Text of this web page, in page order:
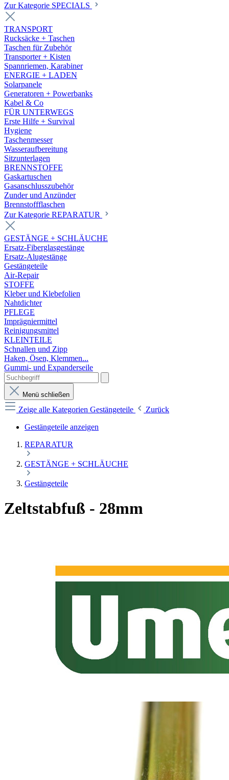
Zur Kategorie SPECIALS
TRANSPORT
Rucksäcke + Taschen
Taschen für Zubehör
Transporter + Kisten
Spannriemen, Karabiner
ENERGIE + LADEN
Solarpanele
Generatoren + Powerbanks
Kabel & Co
FÜR UNTERWEGS
Erste Hilfe + Survival
Hygiene
Taschenmesser
Wasseraufbereitung
Sitzunterlagen
BRENNSTOFFE
Gaskartuschen
Gasanschlusszubehör
Zunder und Anzünder
Brennstoffflaschen
Zur Kategorie REPARATUR
GESTÄNGE + SCHLÄUCHE
Ersatz-Fiberglasgestänge
Ersatz-Alugestänge
Gestängeteile
Air-Repair
STOFFE
Kleber und Klebefolien
Nahtdichter
PFLEGE
Imprägniermittel
Reinigungsmittel
KLEINTEILE
Schnallen und Zipp
Haken, Ösen, Klemmen...
Gummi- und Expanderseile
Menü schließen
Zeige alle Kategorien Gestängeteile
Zurück
Gestängeteile anzeigen
REPARATUR
GESTÄNGE + SCHLÄUCHE
Gestängeteile
Zeltstabfuß - 28mm